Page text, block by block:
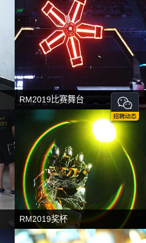
RM2019比赛舞台
RM2019奖杯